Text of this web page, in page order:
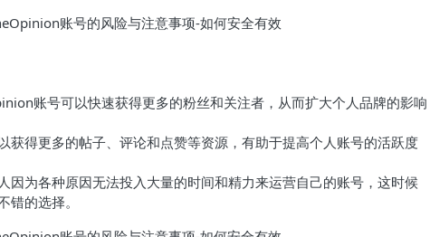
账号可以快速获得更多的粉丝和关注者，从而扩大个人品牌的影响
获得更多的帖子、评论和点赞等资源，有助于提高个人账号的活跃度
因为各种原因无法投入大量的时间和精力来运营自己的账号，这时候
错的选择。